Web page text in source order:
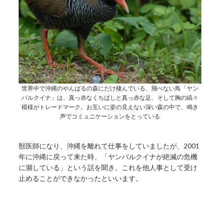
世界中で沖縄のやんばるの森にだけ棲んでいる、飛べない鳥「ヤン
バルクイナ」は、真っ赤なくちばしと真っ赤な足、そして胸の縞々
模様がトレードマーク。お互いに姿の見えない深い森の中で、鳴き
声でコミュニケーションをとっている
獣医師になり、沖縄を離れて仕事をしていましたが、2001
年に沖縄に戻って来た時、「ヤンバルクイナが絶滅の危機
に瀕している」という話を聞き、これを他人事として受け
止めることができなかったといいます。